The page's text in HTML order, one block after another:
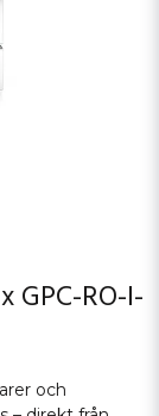
RO-I-
och